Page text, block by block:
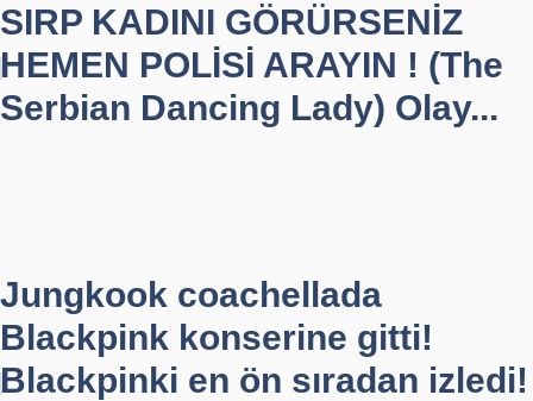
SIRP KADINI GÖRÜRSENİZ
HEMEN POLİSİ ARAYIN ! (The
Serbian Dancing Lady) Olay...
Jungkook coachellada
Blackpink konserine gitti!
Blackpinki en ön sıradan izledi!